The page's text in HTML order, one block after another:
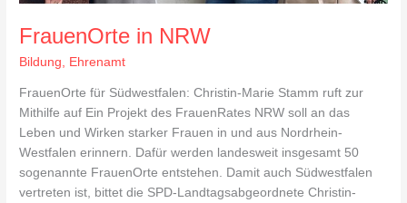
FrauenOrte in NRW
Bildung, Ehrenamt
FrauenOrte für Südwestfalen: Christin-Marie Stamm ruft zur
Mithilfe auf Ein Projekt des FrauenRates NRW soll an das
Leben und Wirken starker Frauen in und aus Nordrhein-
Westfalen erinnern. Dafür werden landesweit insgesamt 50
sogenannte FrauenOrte entstehen. Damit auch Südwestfalen
vertreten ist, bittet die SPD-Landtagsabgeordnete Christin-